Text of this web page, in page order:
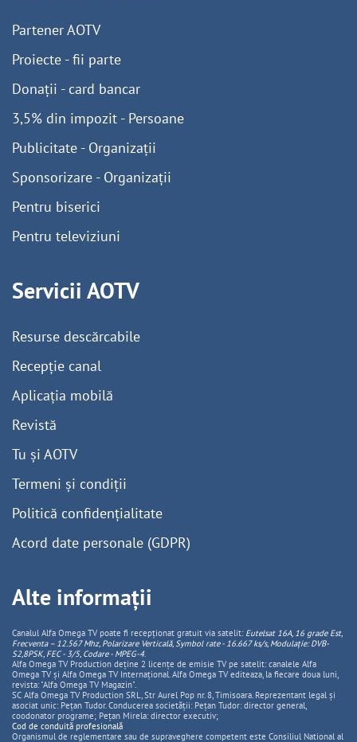
Partener AOTV
Proiecte - fii parte
Donații - card bancar
3,5% din impozit - Persoane
Publicitate - Organizații
Sponsorizare - Organizații
Pentru biserici
Pentru televiziuni
Servicii AOTV
Resurse descărcabile
Recepție canal
Aplicația mobilă
Revistă
Tu și AOTV
Termeni și condiții
Politică confidențialitate
Acord date personale (GDPR)
Alte informații
Canalul Alfa Omega TV poate fi recepționat gratuit via satelit: Eutelsat 16A, 16 grade Est,
Frecventa – 12.567 Mhz, PolarizareVerticală, Symbol rate - 16.667 ks/s, Modulație: DVB-
S2,8PSK, FEC - 3/5, Codare - MPEG-4.
Alfa Omega TV Production deține 2 licențe de emisie TV pe satelit: canalele Alfa
Omega TV și Alfa Omega TV Internațional. Alfa Omega TV editeaza, la fiecare doua luni,
revista: "Alfa Omega TV Magazin".
SC Alfa Omega TV Production SRL, Str Aurel Pop nr. 8, Timisoara. Reprezentant legal și
asociat unic: Pețan Tudor. Conducerea societății: Pețan Tudor: director general,
coodonator programe; Pețan Mirela: director executiv;
Cod de conduită profesională
Organismul de reglementare sau de supraveghere competent este Consiliul National al